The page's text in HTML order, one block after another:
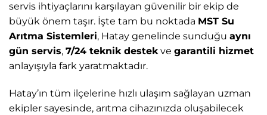
servis ihtiyaçlarını karşılayan güvenilir bir ekip de
büyük önem taşır. İşte tam bu noktada MST Su
Arıtma Sistemleri, Hatay genelinde sunduğu aynı
gün servis, 7/24 teknik destekve garantili hizmet
anlayışıyla fark yaratmaktadır.
Hatay’ın tüm ilçelerine hızlı ulaşım sağlayan uzman
ekipler sayesinde, arıtma cihazınızda oluşabilecek